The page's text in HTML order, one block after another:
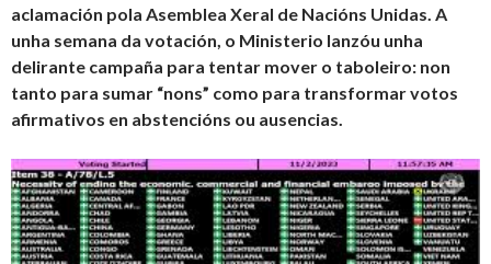
aclamación pola Asemblea Xeral de Nacións Unidas. A
unha semana da votación, o Ministerio lanzóu unha
delirante campaña para tentar mover o taboleiro: non
tanto para sumar “nons” como para transformar votos
afirmativos en abstencións ou ausencias.